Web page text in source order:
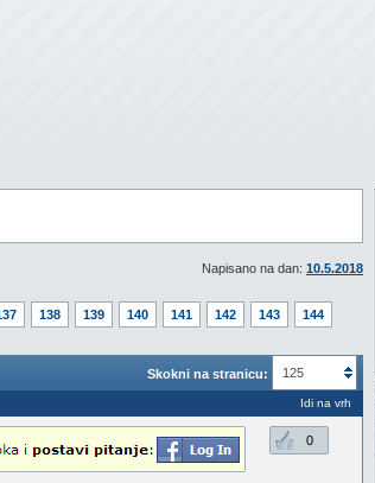
Napisano na dan: 10.5.2018
138 139 140 141 142 143
144
Skokni na stranicu: 125
Idi na vrh
0